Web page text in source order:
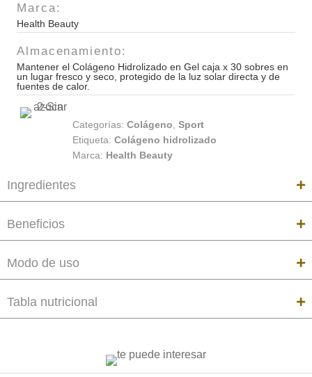
30
sobres
cantidad
Marca:
Health Beauty
Almacenamiento:
Mantener el Colágeno Hidrolizado en Gel caja x 30 sobres en
un lugar fresco y seco, protegido de la luz solar directa y de
fuentes de calor.
Categorías: Colágeno Sport
Etiqueta: Colágeno hidrolizado
Marca: Health Beauty
Ingredientes
Beneficios
Modo de uso
Tabla nutricional